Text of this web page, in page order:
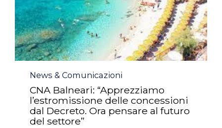
Category
News & Comunicazioni
CNA Balneari: “Apprezziamo
l’estromissione delle concessioni
dal Decreto. Ora pensare al futuro
del settore”